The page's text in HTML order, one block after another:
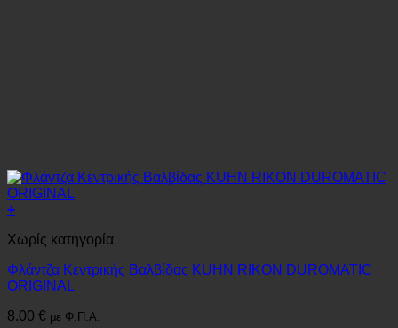
+
Χωρίς κατηγορία
Φλάντζα Κεντρικής Βαλβίδας KUHN RIKON DUROMATIC
ORIGINAL
8.00 € με Φ.Π.Α.